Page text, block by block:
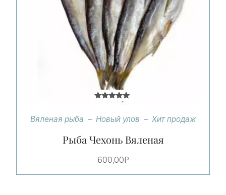
из 5
Вяленая рыба Новый улов Хит продаж
Рыба Чехонь Вяленая
600,00₽